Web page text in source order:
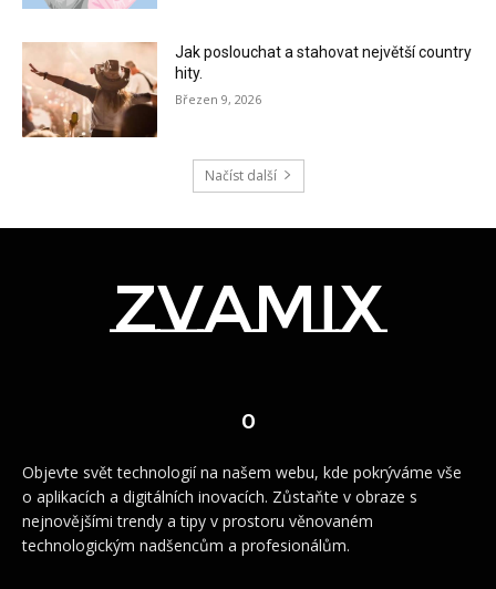
Jak poslouchat a stahovat největší country
hity.
Březen 9, 2026
Načíst další
zvamix
O
Objevte svět technologií na našem webu, kde pokrýváme vše
o aplikacích a digitálních inovacích. Zůstaňte v obraze s
nejnovějšími trendy a tipy v prostoru věnovaném
technologickým nadšencům a profesionálům.